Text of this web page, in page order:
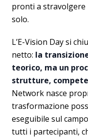
pronti a stravolgere
solo.
L’E-Vision Day si
netto: la
teorico, ma un
strutture,
Network nasce
trasformazione
eseguibile sul
tutti i partecipanti,